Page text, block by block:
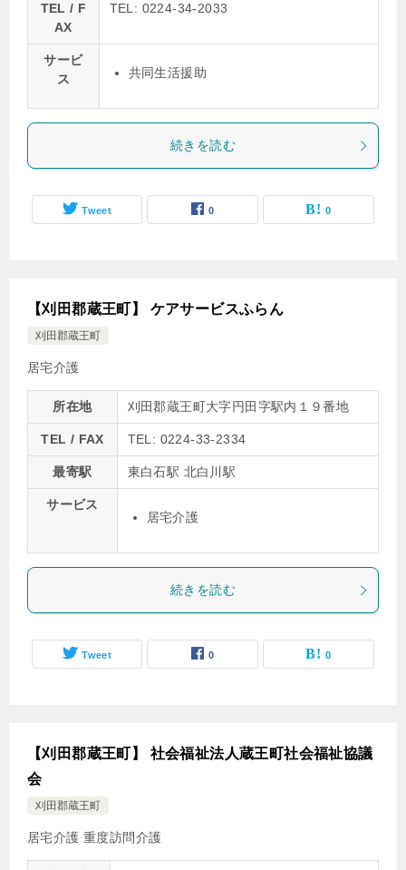
TEL / F
AX
TEL: 0224-34-2033
サービ
ス
共同生活援助
続きを読む
Tweet 0 0
【刈田郡蔵王町】 ケアサービスふらん
刈田郡蔵王町
居宅介護
所在地 刈田郡蔵王町大字円田字駅内１９番地
TEL / FAX TEL: 0224-33-2334
最寄駅 東白石駅 北白川駅
サービス
居宅介護
続きを読む
Tweet 0 0
【刈田郡蔵王町】 社会福祉法人蔵王町社会福祉協議
会
刈田郡蔵王町
居宅介護 重度訪問介護